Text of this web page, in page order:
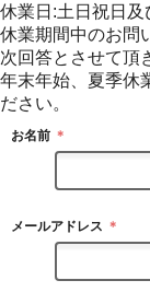
休業日:土日祝日
休業期間中のお問
次回答とさせて頂
年末年始、夏季休
ださい。
お名前 ＊
メールアドレス ＊